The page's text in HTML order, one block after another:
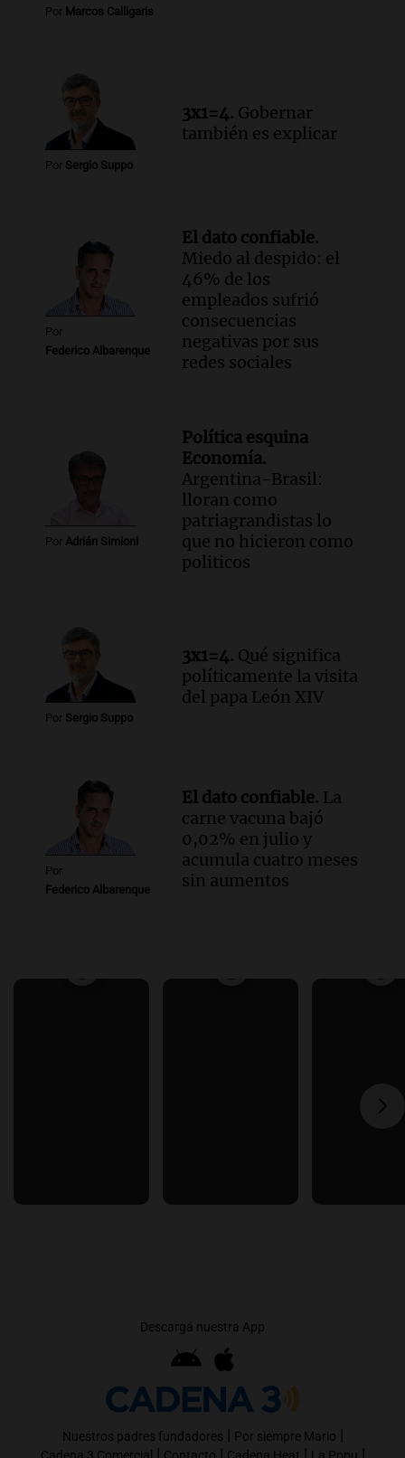
Por Marcos Calligaris
Por Sergio Suppo
3x1=4. Gobernar
también es explicar
Por
Federico Albarenque
El dato confiable.
Miedo al despido: el
46% de los
empleados sufrió
consecuencias
negativas por sus
redes sociales
Por Adrián Simioni
Política esquina
Economía.
Argentina-Brasil:
lloran como
patriagrandistas lo
que no hicieron como
politicos
Por Sergio Suppo
3x1=4. Qué significa
políticamente la visita
del papa León XIV
Por
Federico Albarenque
El dato confiable. La
carne vacuna bajó
0,02% en julio y
acumula cuatro meses
sin aumentos
Descargá nuestra App
Nuestros padres fundadores | Por siempre Mario |